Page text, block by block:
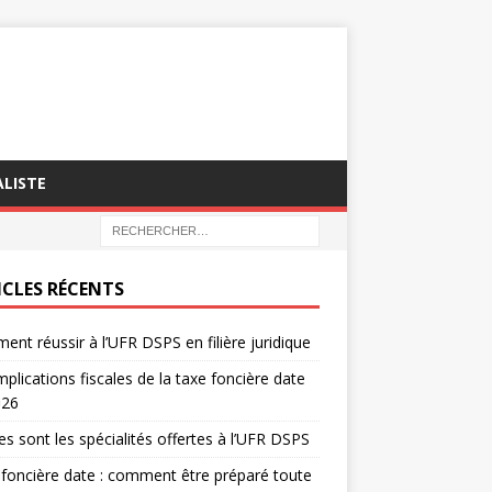
RÉCENTS
réussir à l’UFR DSPS en filière juridique
fiscales de la taxe foncière date
sont les spécialités offertes à l’UFR DSPS
date : comment être préparé toute